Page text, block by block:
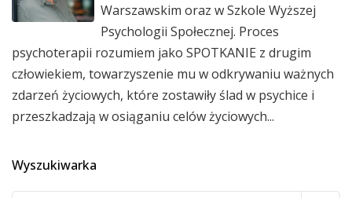
Warszawskim oraz w Szkole Wyższej
Psychologii Społecznej. Proces
psychoterapii rozumiem jako SPOTKANIE z drugim
człowiekiem, towarzyszenie mu w odkrywaniu ważnych
zdarzeń życiowych, które zostawiły ślad w psychice i
przeszkadzają w osiąganiu celów życiowych...
Wyszukiwarka